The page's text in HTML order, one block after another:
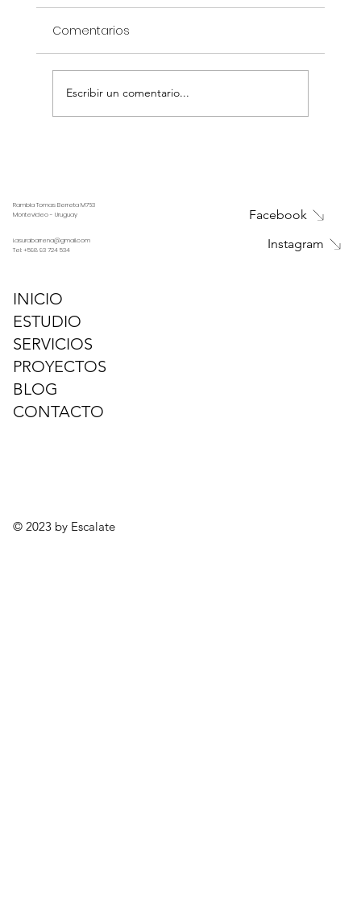
Tipos de mesadas de cocina
Comentarios
Escribir un comentario...
© 2023 by Escalate
i.asurabarrena@gmail.com
Tel:+598 93 724 534
Rambla Tomas Berreta M763
Montevideo - Uruguay
INICIO
ESTUDIO
SERVICIOS
PROYECTOS
BLOG
CONTACTO
Facebook
Instagram